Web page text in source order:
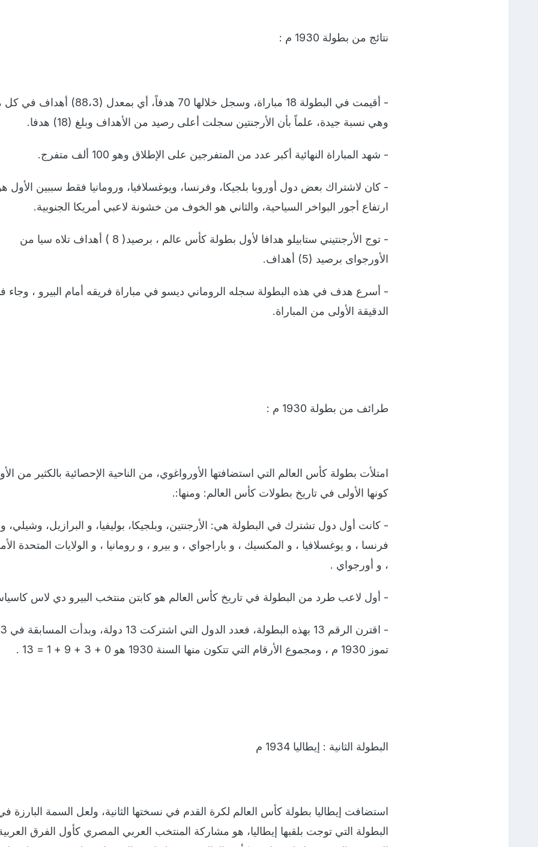
نتائج من بطولة 1930 م :
- أقيمت في البطولة 18 مباراة، وسجل خلالها 70 هدفاً، أي بمعدل
وهي نسبة جيدة، علماً بأن الأرجنتين سجلت أعلى رصيد من الأهداف وبلغ (18) هدفا.
- شهد المباراة النهائية أكبر عدد من المتفرجين على الإطلاق وهو 100 ألف متفرج.
- كان لاشتراك بعض دول أوروبا بلجيكا، وفرنسا، ويوغسلافيا، ورومانيا فقط سببين الأول
ارتفاع أجور البواخر السياحية، والثاني هو الخوف من خشونة لاعبي أمريكا الجنوبية.
- توج الأرجنتيني ستابيلو هدافا لأول بطولة كأس عالم ، برصيد( 8 ) أهداف تلاه سيا من
الأورجواى برصيد (5) أهداف.
- أسرع هدف في هذه البطولة سجله الروماني ديسو في مباراة فريقه أمام البيرو ، وجاء
الدقيقة الأولى من المباراة.
طرائف من بطولة 1930 م :
امتلأت بطولة كأس العالم التي استضافتها الأورواغوي، من الناحية الإحصائية بالكثير من
كونها الأولى في تاريخ بطولات كأس العالم: ومنها:.
- كانت أول دول تشترك في البطولة هي: الأرجنتين، وبلجيكا، بوليفيا، و البرازيل، وشيلي، و
فرنسا ، و يوغسلافيا ، و المكسيك ، و باراجواي ، و بيرو ، و رومانيا ، و الولايات المتحدة
، و أورجواي .
- أول لاعب طرد من البطولة في تاريخ كأس العالم هو كابتن منتخب البيرو دي لاس
- اقترن الرقم 13 بهذه البطولة، فعدد
تموز 1930 م ، ومجموع الأرقام التي تتكون منها السنة 1930 هو 0 + 3 + 9 + 1 = 13 .
البطولة الثانية : إيطاليا 1934 م
استضافت إيطاليا بطولة كأس العالم لكرة القدم في نسختها الثانية، ولعل السمة البارزة
البطولة التي توجت بلقبها إيطاليا، هو مشاركة المنتخب العربي المصري كأول الفرق